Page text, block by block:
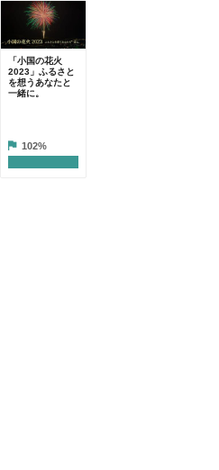
「小国の花火
2023」ふるさと
を想うあなたと
一緒に。
102%